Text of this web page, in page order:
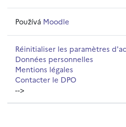
Používá Moodle
Réinitialiser les paramètres
Données personnelles
Mentions légales
Contacter le DPO
-->